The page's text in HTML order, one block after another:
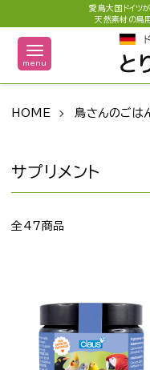
愛鳥大国ドイツ
天然素材の鳥
menu
HOME 鳥さんのごは
サプリメント
全47商品